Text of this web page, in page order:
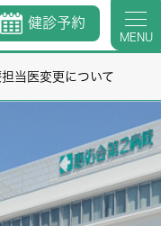
健診予約
MENU
当医変更について